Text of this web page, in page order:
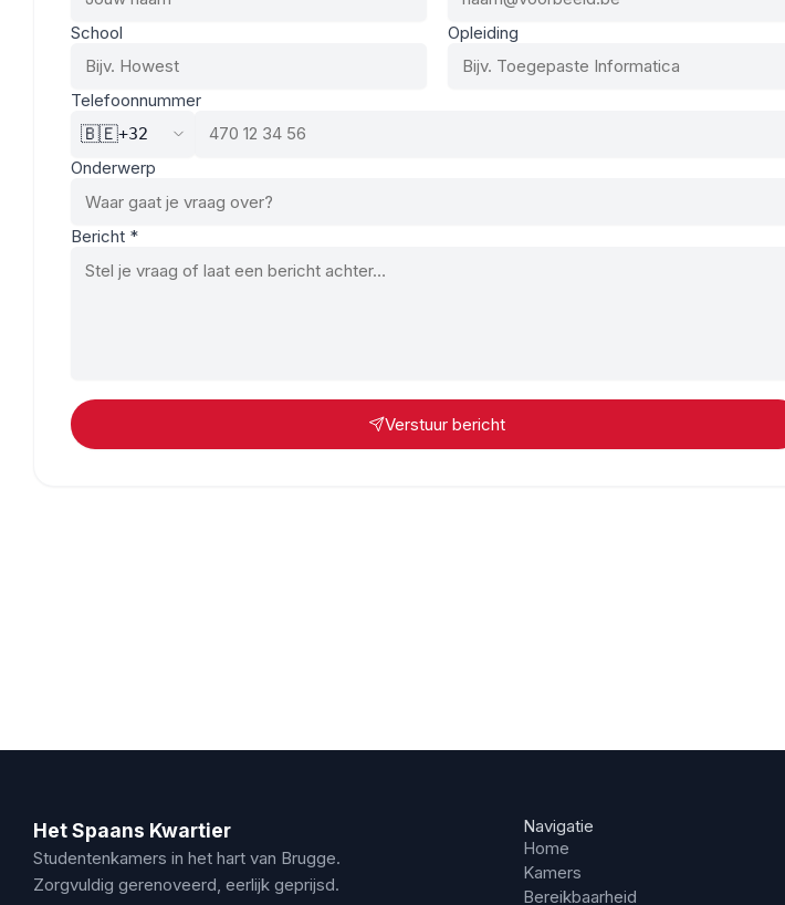
School Opleiding
Telefoonnummer
🇧🇪+32
Onderwerp
Bericht *
Verstuur bericht
Het Spaans Kwartier
Studentenkamers in het hart van Brugge.
Zorgvuldig gerenoveerd, eerlijk geprijsd.
Navigatie
Home
Kamers
Bereikbaarheid